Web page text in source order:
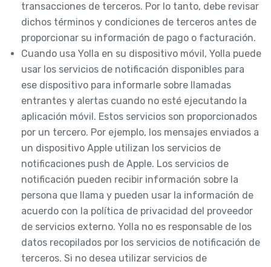
transacciones de terceros. Por lo tanto, debe revisar
dichos términos y condiciones de terceros antes de
proporcionar su información de pago o facturación.
Cuando usa Yolla en su dispositivo móvil, Yolla puede
usar los servicios de notificación disponibles para
ese dispositivo para informarle sobre llamadas
entrantes y alertas cuando no esté ejecutando la
aplicación móvil. Estos servicios son proporcionados
por un tercero. Por ejemplo, los mensajes enviados a
un dispositivo Apple utilizan los servicios de
notificaciones push de Apple. Los servicios de
notificación pueden recibir información sobre la
persona que llama y pueden usar la información de
acuerdo con la política de privacidad del proveedor
de servicios externo. Yolla no es responsable de los
datos recopilados por los servicios de notificación de
terceros. Si no desea utilizar servicios de